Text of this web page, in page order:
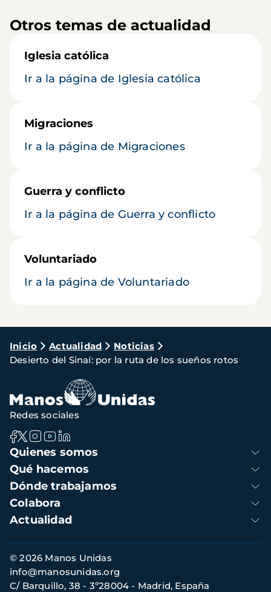
Otros temas de actualidad
Iglesia católica
Ir a la página de Iglesia católica
Migraciones
Ir a la página de Migraciones
Guerra y conflicto
Ir a la página de Guerra y conflicto
Voluntariado
Ir a la página de Voluntariado
Ruta
de
navegación
Inicio Actualidad
Noticias
Desierto del Sinaí: por la ruta de los sueños rotos
Navegación
principal
Quienes somos
Qué hacemos
Dónde trabajamos
Colabora
Actualidad
Redes sociales
Información
de
contacto
© 2026 Manos Unidas
C/ Barquillo, 38 - 3º28004 - Madrid, España
info@manosunidas.org